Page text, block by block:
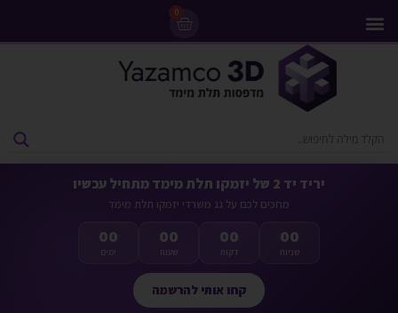
0
יריד יד 2 של יזמקו תלת מימד מתחיל עכשיו
מחכים לכם על גג משרדי יזמקו תלת מימד
00
ימים
00
שעות
00
דקות
00
שניות
קחו אותי להרשמה